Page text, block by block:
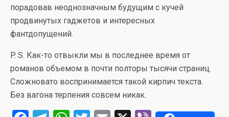
порадовав неоднозначным будущим с кучей
продвинутых гаджетов и интересных
фантдопущений.
P. S. Как-то отвыкли мы в последнее время от
романов объемом в почти полторы тысячи страниц.
Сложновато воспринимается такой кирпич текста.
Без вагона терпения совсем никак.